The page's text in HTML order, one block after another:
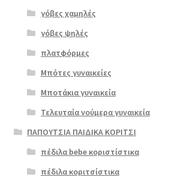
Επιλο
γόβες χαμηλές
γόβες ψηλές
πλατφόρμες
Μπότες γυναικείες
Μποτάκια γυναικεία
Τελευταία νούμερα γυναικεία
ΠΑΠΟΥΤΣΙΑ ΠΑΙΔΙΚΑ ΚΟΡΙΤΣΙ
πέδιλα bebe κοριστίστικα
πέδιλα κοριτσίστικα